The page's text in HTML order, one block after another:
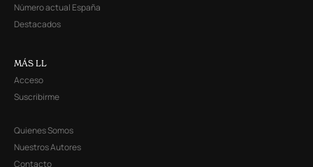
Número actual España
Destacados
MÁS LL
Acceso
Suscribirme
Quienes Somos
Nuestros Autores
Contacto